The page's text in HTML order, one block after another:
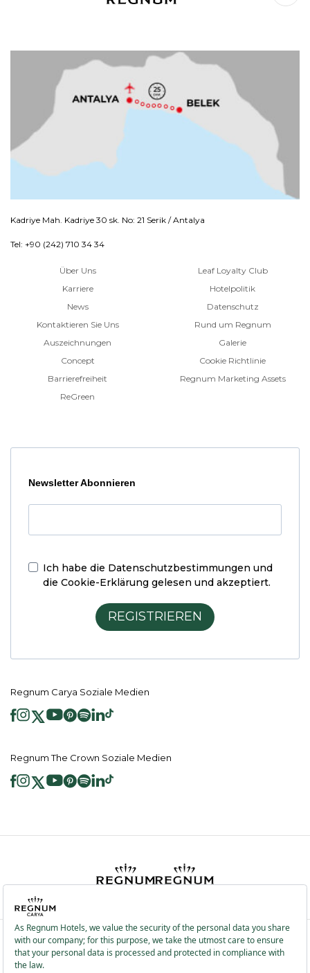
Kadriye Mah. Kadriye 30 sk. No: 21 Serik / Antalya
Tel: +90 (242) 710 34 34
Über Uns
Karriere
News
Kontaktieren Sie Uns
Auszeichnungen
Concept
Barrierefreiheit
ReGreen
Leaf Loyalty Club
Hotelpolitik
Datenschutz
Rund um Regnum
Galerie
Cookie Richtlinie
Regnum Marketing Assets
Newsletter Abonnieren
Ich habe die Datenschutzbestimmungen und
die Cookie-Erklärung gelesen und akzeptiert.
REGISTRIEREN
Regnum Carya Soziale Medien
Regnum The Crown Soziale Medien
2026 ® Regnum Hotels. Alle Rechte vorbehalten.